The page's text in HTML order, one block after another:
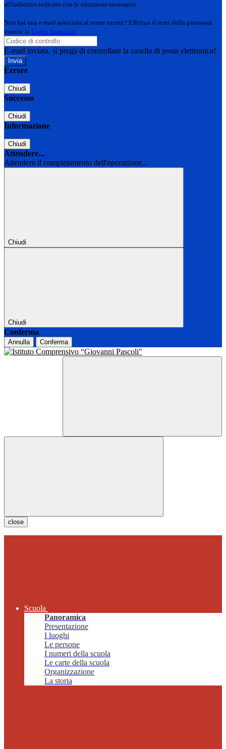
all'indirizzo indicato con le istruzioni necessarie.
Non hai una e-mail associata al nome utente? Effettua il reset della password
tramite la Login Spaggiari
E-mail inviata, si prega di controllare la casella di posta elettronica!
Errore
Chiudi
Successo
Chiudi
Informazione
Chiudi
Attendere...
Attendere il completamento dell'operazione...
Chiudi
Chiudi
Conferma
Annulla Conferma
close
Scuola
Panoramica
Presentazione
I luoghi
Le persone
I numeri della scuola
Le carte della scuola
Organizzazione
La storia